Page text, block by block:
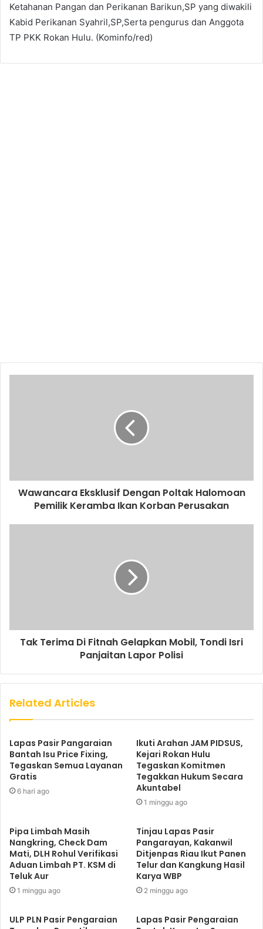
Ketahanan Pangan dan Perikanan Barikun,SP yang diwakili
Kabid Perikanan Syahril,SP,Serta pengurus dan Anggota
TP PKK Rokan Hulu. (Kominfo/red)
Wawancara Eksklusif Dengan Poltak Halomoan
Pemilik Keramba Ikan Korban Perusakan
Tak Terima Di Fitnah Gelapkan Mobil, Tondi Isri
Panjaitan Lapor Polisi
Related Articles
Lapas Pasir Pangaraian
Bantah Isu Price Fixing,
Tegaskan Semua Layanan
Gratis
6 hari ago
Ikuti Arahan JAM PIDSUS,
Kejari Rokan Hulu
Tegaskan Komitmen
Tegakkan Hukum Secara
Akuntabel
1 minggu ago
Pipa Limbah Masih
Nangkring, Check Dam
Mati, DLH Rohul Verifikasi
Aduan Limbah PT. KSM di
Teluk Aur
1 minggu ago
Tinjau Lapas Pasir
Pangarayan, Kakanwil
Ditjenpas Riau Ikut Panen
Telur dan Kangkung Hasil
Karya WBP
2 minggu ago
ULP PLN Pasir Pengaraian
Lapas Pasir Pengaraian